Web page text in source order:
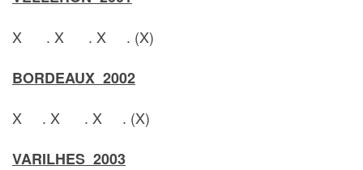
X . X . X . (X)
BORDEAUX 2002
X . X . X . (X)
VARILHES 2003